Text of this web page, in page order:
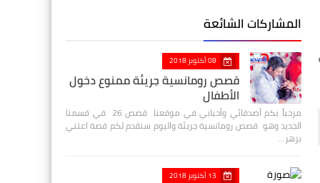
المشاركات الشائعة
08 أكتوبر 2018
قصص رومانسية جريئة ممنوع دخول
الأطفال
مرحباً بكم أصدقائي وأحبابي في موقعنا قصص 26 في قسمنا
الجديد وهو قصص رومانسية جريئة واليوم سنقدم لكم قصة اعتني
بزهر…
13 أكتوبر 2018